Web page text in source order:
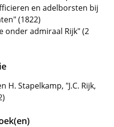
en adelborsten bij
(1822)
onder admiraal Rijk" (2
H. Stapelkamp, "J.C. Rijk,